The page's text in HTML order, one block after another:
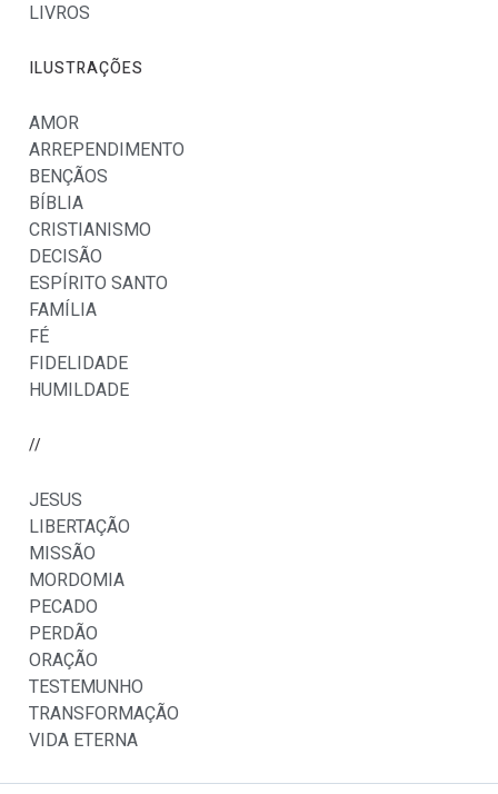
LIVROS
ILUSTRAÇÕES
AMOR
ARREPENDIMENTO
BENÇÃOS
BÍBLIA
CRISTIANISMO
DECISÃO
ESPÍRITO SANTO
FAMÍLIA
FÉ
FIDELIDADE
HUMILDADE
//
JESUS
LIBERTAÇÃO
MISSÃO
MORDOMIA
PECADO
PERDÃO
ORAÇÃO
TESTEMUNHO
TRANSFORMAÇÃO
VIDA ETERNA